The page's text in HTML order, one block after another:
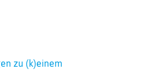
zu (k)einem